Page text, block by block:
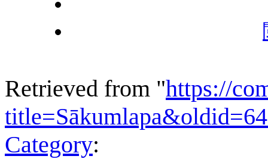
Retrieved from "https://
Category: